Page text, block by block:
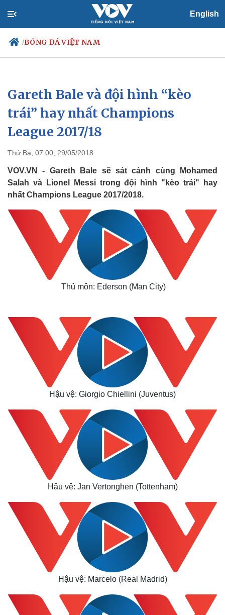
English
/BÓNG ĐÁ VIỆT NAM
Chính trị
Đảng
Tổ chức nhân sự
Quốc hội
Nhận diện sự thật
Xã hội
Dự báo thời tiết
Gareth Bale và đội hình “kèo
trái” hay nhất Champions
League 2017/18
Thứ Ba, 07:00, 29/05/2018
VOV.VN - Gareth Bale sẽ sát cánh cùng Mohamed
Salah và Lionel Messi trong đội hình "kèo trái" hay
nhất Champions League 2017/2018.
Thủ môn: Ederson (Man City)
Hậu vệ: Giorgio Chiellini (Juventus)
Hậu vệ: Jan Vertonghen (Tottenham)
Hậu vệ: Marcelo (Real Madrid)